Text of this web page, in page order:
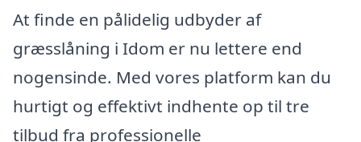
At finde en pålidelig udbyder af
græsslåning i Idom er nu lettere end
nogensinde. Med vores platform kan du
hurtigt og effektivt indhente op til tre
tilbud fra professionelle